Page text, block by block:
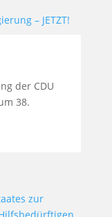
der CDU
38.